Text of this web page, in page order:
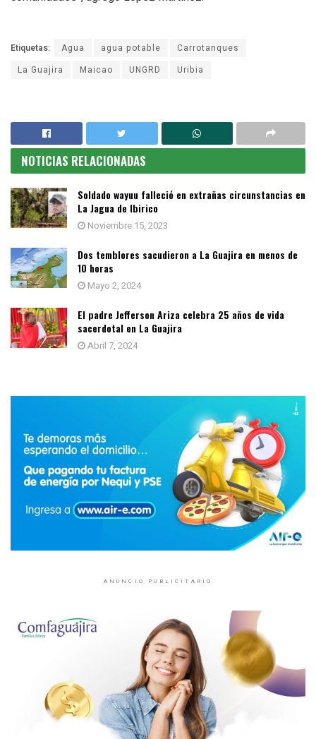
Etiquetas: Agua agua potable
Carrotanques
La Guajira
Maicao UNGRD Uribia
NOTICIAS RELACIONADAS
Soldado wayuu falleció en extrañas circunstancias en
La Jagua de Ibirico
Noviembre 15, 2023
Dos temblores sacudieron a La Guajira en menos de
10 horas
Mayo 2, 2024
El padre Jefferson Ariza celebra 25 años de vida
sacerdotal en La Guajira
Abril 7, 2024
ANUNCIO PUBLICITARIO